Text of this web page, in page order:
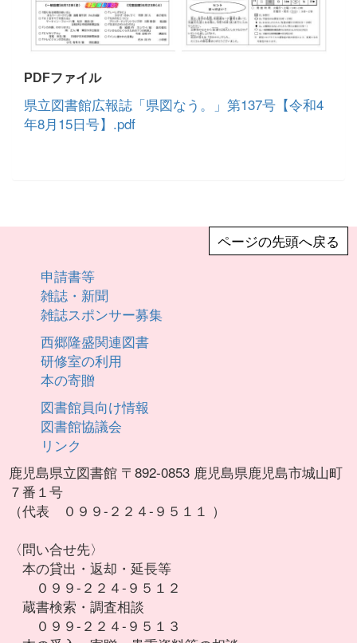
PDFファイル
県立図書館広報誌「県図なう。」第137号【令和4
年8月15日号】.pdf
ページの先頭へ戻る
申請書等
雑誌・新聞
雑誌スポンサー募集
西郷隆盛関連図書
研修室の利用
本の寄贈
図書館員向け情報
図書館協議会
リンク
鹿児島県立図書館 〒892-0853 鹿児島県鹿児島市城山町
７番１号
（代表 ０９９-２２４-９５１１ ）
〈問い合せ先〉
本の貸出・返却・延長等
０９９-２２４-９５１２
蔵書検索・調査相談
０９９-２２４-９５１３